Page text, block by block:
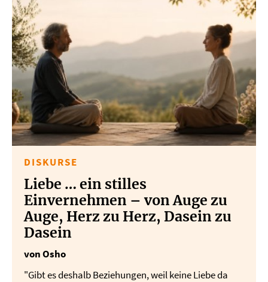
DISKURSE
Liebe … ein stilles
Einvernehmen – von Auge zu
Auge, Herz zu Herz, Dasein zu
Dasein
von Osho
"Gibt es deshalb Beziehungen, weil keine Liebe da